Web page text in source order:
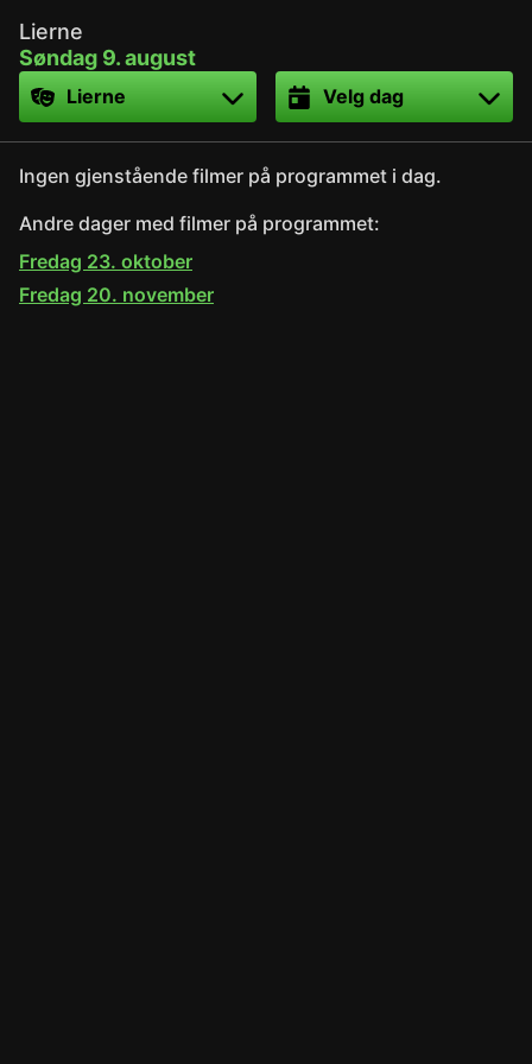
Lierne
Søndag 9. august
Sted
Dato
Ingen gjenstående filmer på programmet i dag.
Andre dager med filmer på programmet:
Fredag 23. oktober
Fredag 20. november